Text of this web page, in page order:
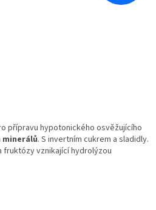
přípravu hypotonického osvěžujícího
. S invertním cukrem a sladidly.
fruktózy vznikající hydrolýzou